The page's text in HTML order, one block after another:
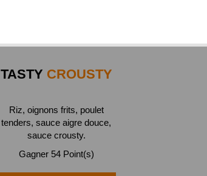
TASTY CROUSTY
Riz, oignons frits, poulet
tenders, sauce aigre douce,
sauce crousty.
Gagner 54 Point(s)